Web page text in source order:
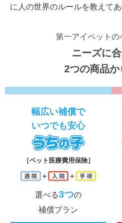
に人の世界のルールを教えてあ
第一アイペットの
ニーズに
2つの商品か
幅広い補償で
いつでも安心
うち
［ペット医療費用保険］
選べる3つの
補償プラン